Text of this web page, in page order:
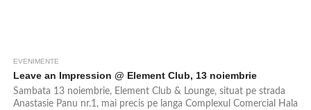
EVENIMENTE
Leave an Impression @ Element Club, 13 noiembrie
Sambata 13 noiembrie, Element Club & Lounge, situat pe strada
Anastasie Panu nr.1, mai precis pe langa Complexul Comercial Hala